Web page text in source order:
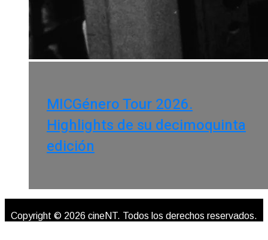
MICGénero Tour 2026.
Highlights de su decimoquinta
edición
Copyright © 2026 cineNT. Todos los derechos reservados.